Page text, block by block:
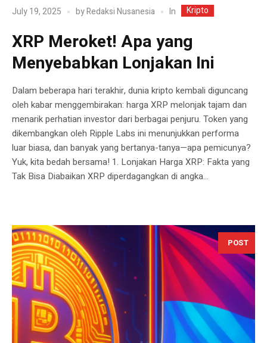
July 19, 2025 byRedaksi Nusanesia In Kripto
XRP Meroket! Apa yang
Menyebabkan Lonjakan Ini
Dalam beberapa hari terakhir, dunia kripto kembali diguncang
oleh kabar menggembirakan: harga XRP melonjak tajam dan
menarik perhatian investor dari berbagai penjuru. Token yang
dikembangkan oleh Ripple Labs ini menunjukkan performa
luar biasa, dan banyak yang bertanya-tanya—apa pemicunya?
Yuk, kita bedah bersama! 1. Lonjakan Harga XRP: Fakta yang
Tak Bisa Diabaikan XRP diperdagangkan di angka...
POST